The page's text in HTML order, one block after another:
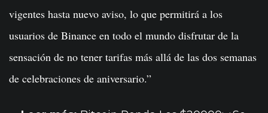
vigentes hasta nuevo aviso, lo que permitirá a los
usuarios de Binance en todo el mundo disfrutar de la
sensación de no tener tarifas más allá de las dos semanas
de celebraciones de aniversario.”